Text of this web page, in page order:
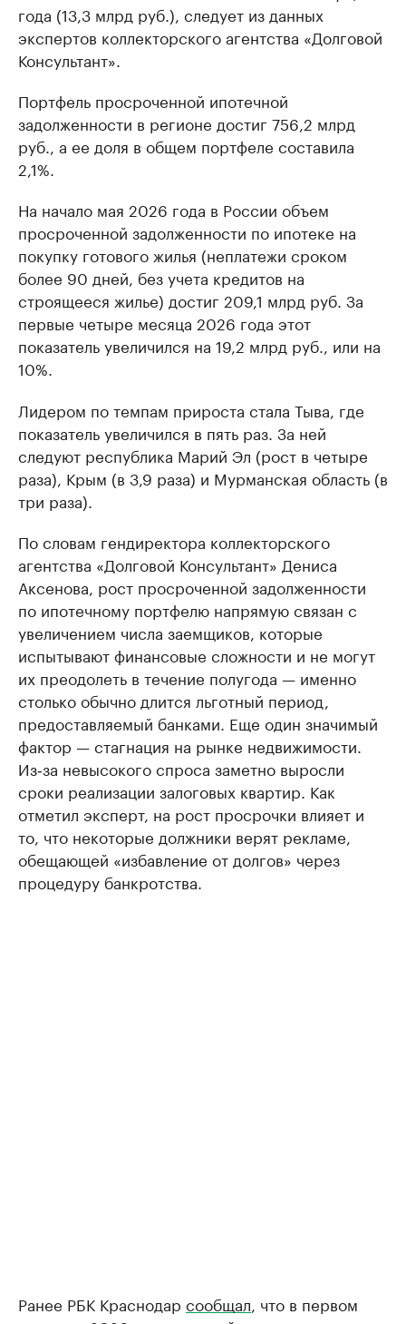
года (13,3 млрд руб.), следует из данных
экспертов коллекторского агентства «Долговой
Консультант».
Портфель просроченной ипотечной
задолженности в регионе достиг 756,2 млрд
руб., а ее доля в общем портфеле составила
2,1%.
На начало мая 2026 года в России объем
просроченной задолженности по ипотеке на
покупку готового жилья (неплатежи сроком
более 90 дней, без учета кредитов на
строящееся жилье) достиг 209,1 млрд руб. За
первые четыре месяца 2026 года этот
показатель увеличился на 19,2 млрд руб., или на
10%.
Лидером по темпам прироста стала Тыва, где
показатель увеличился в пять раз. За ней
следуют республика Марий Эл (рост в четыре
раза), Крым (в 3,9 раза) и Мурманская область (в
три раза).
По словам гендиректора коллекторского
агентства «Долговой Консультант» Дениса
Аксенова, рост просроченной задолженности
по ипотечному портфелю напрямую связан с
увеличением числа заемщиков, которые
испытывают финансовые сложности и не могут
их преодолеть в течение полугода — именно
столько обычно длится льготный период,
предоставляемый банками. Еще один значимый
фактор — стагнация на рынке недвижимости.
Из‑за невысокого спроса заметно выросли
сроки реализации залоговых квартир. Как
отметил эксперт, на рост просрочки влияет и
то, что некоторые должники верят рекламе,
обещающей «избавление от долгов» через
процедуру банкротства.
Ранее РБК Краснодар сообщал , что в первом